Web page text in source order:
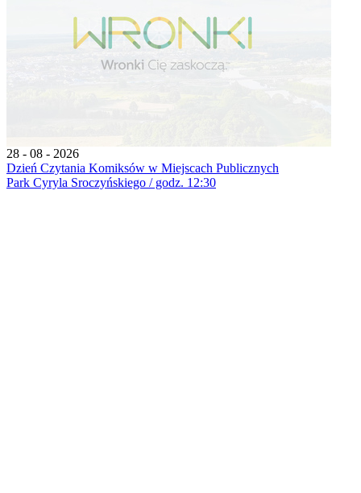
28 - 08 - 2026
Dzień Czytania Komiksów w Miejscach Publicznych
Park Cyryla Sroczyńskiego / godz. 12:30